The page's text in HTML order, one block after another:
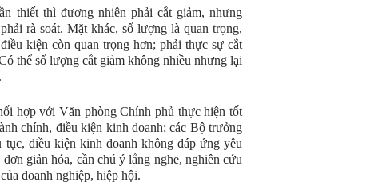
thiết thì đương nhiên phải cắt giảm, nhưng
rà soát. Mặt khác, số lượng là quan trọng,
kiện còn quan trọng hơn; phải thực sự cắt
thể số lượng cắt giảm không nhiều nhưng lại
hợp với Văn phòng Chính phủ thực hiện tốt
chính, điều kiện kinh doanh; các Bộ trưởng
điều kiện kinh doanh không đáp ứng yêu
giản hóa, cần chú ý lắng nghe, nghiên cứu
doanh nghiệp, hiệp hội.